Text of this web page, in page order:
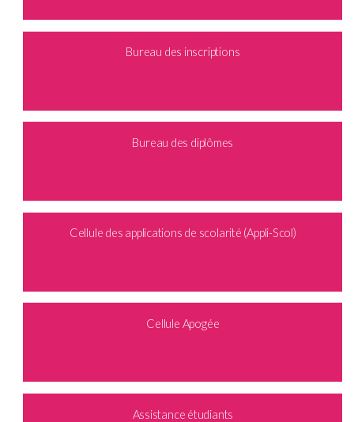
Bureau des inscriptions
Bureau des diplômes
Cellule des applications de scolarité (Appli-Scol)
Cellule Apogée
Assistance étudiants